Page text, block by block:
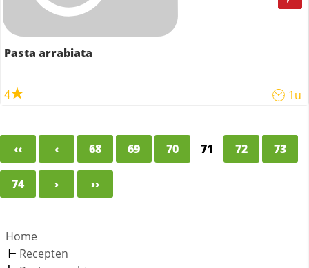
Pasta arrabiata
4 1u
‹‹ ‹ 68 69 70 71 72 73
74 › ››
Home
Recepten